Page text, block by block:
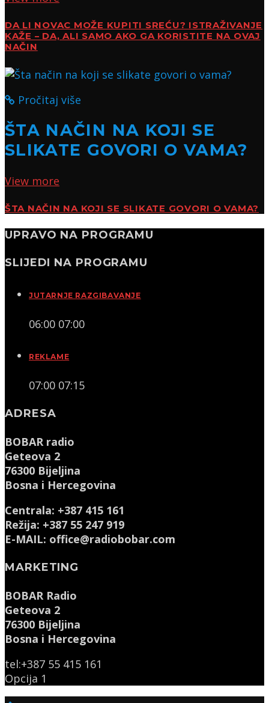
DA LI NOVAC MOŽE KUPITI SREĆU? ISTRAŽIVANJE
KAŽE – DA, ALI SAMO AKO GA KORISTITE NA OVAJ
NAČIN
Pročitaj više
ŠTA NAČIN NA KOJI SE
SLIKATE GOVORI O VAMA?
View more
ŠTA NAČIN NA KOJI SE SLIKATE GOVORI O VAMA?
UPRAVO NA PROGRAMU
SLIJEDI NA PROGRAMU
JUTARNJE RAZGIBAVANJE
06:00 07:00
REKLAME
07:00 07:15
ADRESA
BOBAR radio
Geteova 2
76300 Bijeljina
Bosna i Hercegovina
Centrala: +387 415 161
Režija: +387 55 247 919
E-MAIL: office@radiobobar.com
MARKETING
BOBAR Radio
Geteova 2
76300 Bijeljina
Bosna i Hercegovina
tel:+387 55 415 161
Opcija 1